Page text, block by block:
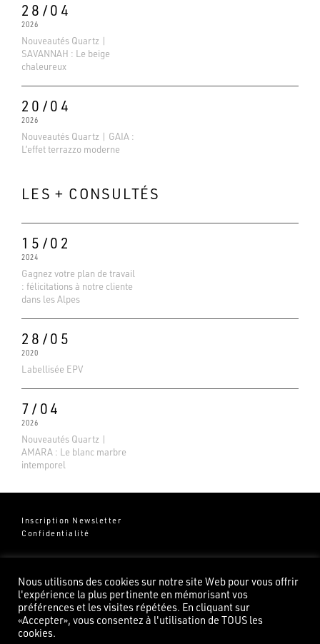
28/04
2026
Nouveautés Quartz |
SAVANNAH : Le beige
chaleureux
20/04
2026
Nouveautés Quartz | GAIA :
L’effet terrazzo moderne
LES + CONSULTÉS
15/02
2024
Gagnez votre plan de travail
: félicitations à notre cliente
dans les Alpes
28/05
2020
Labellisée EPV
7/04
2026
Nouveautés Quartz |
AMARA : Le blanc marbre
intemporel
Inscription Newsletter
Confidentialité
Groupe Pierredeplan
82100 Castelsarrasin
Nous utilisons des cookies sur notre site Web pour vous offrir
l'expérience la plus pertinente en mémorisant vos
préférences et les visites répétées. En cliquant sur
«Accepter», vous consentez à l'utilisation de TOUS les
cookies.